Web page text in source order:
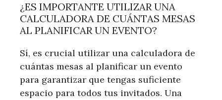
¿ES IMPORTANTE UTILIZAR UNA
CALCULADORA DE CUÁNTAS MESAS
AL PLANIFICAR UN EVENTO?
Sí, es crucial utilizar una calculadora de
cuántas mesas al planificar un evento
para garantizar que tengas suficiente
espacio para todos tus invitados. Una